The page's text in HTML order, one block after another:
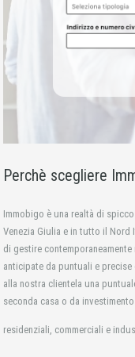
Perchè scegliere
Immobigo è una realtà di
Venezia Giulia e in tutto il Nord
di gestire
anticipate da puntuali e
alla nostra clientela una
seconda casa o da
residenziali, commerciali e